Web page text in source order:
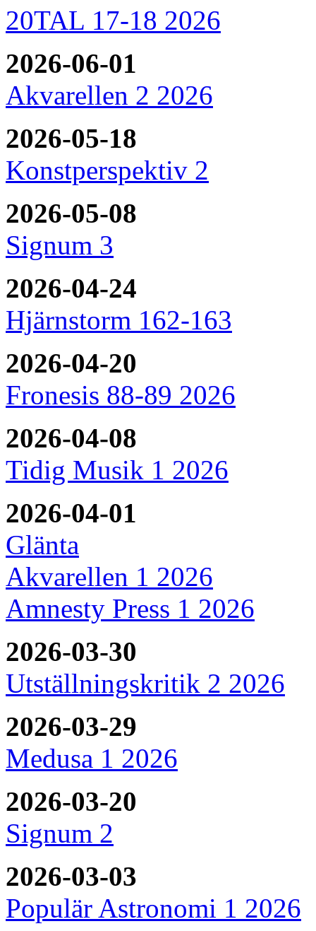
20TAL 17-18 2026
2026-06-01
Akvarellen 2 2026
2026-05-18
Konstperspektiv 2
2026-05-08
Signum 3
2026-04-24
Hjärnstorm 162-163
2026-04-20
Fronesis 88-89 2026
2026-04-08
Tidig Musik 1 2026
2026-04-01
Glänta
Akvarellen 1 2026
Amnesty Press 1 2026
2026-03-30
Utställningskritik 2 2026
2026-03-29
Medusa 1 2026
2026-03-20
Signum 2
2026-03-03
Populär Astronomi 1 2026